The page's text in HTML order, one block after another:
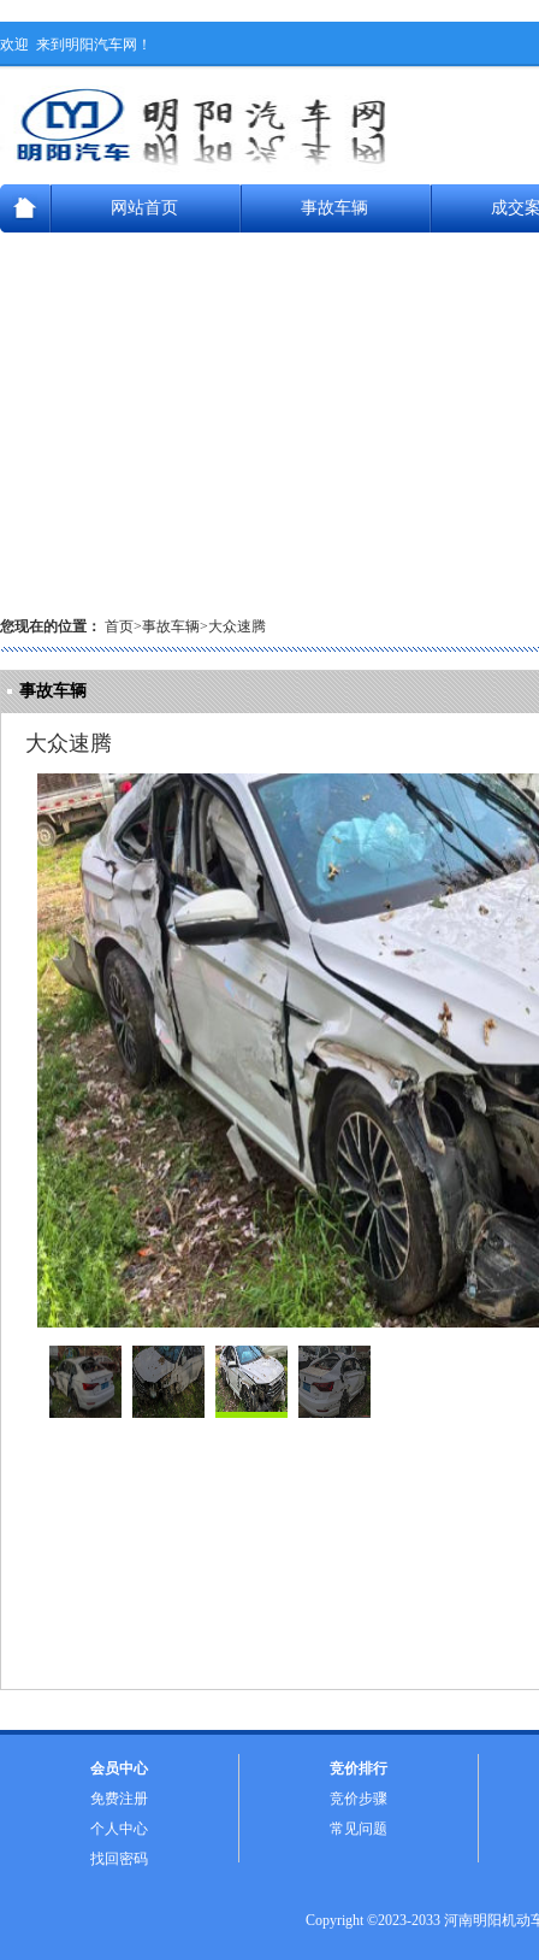
欢迎 来到明阳汽车网！
网站首页 事故车辆 成交
您现在的位置： 首页>事故车辆>大众速腾
事故车辆
大众速腾
会员中心
免费注册
个人中心
找回密码
竞价排行
竞价步骤
常见问题
Copyright ©2023-2033 河南明阳机